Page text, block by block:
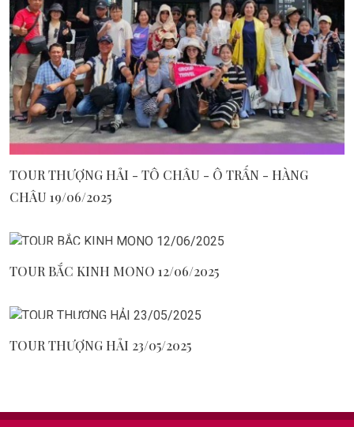
TOUR THƯỢNG HẢI - TÔ CHÂU - Ô TRẤN - HÀNG
CHÂU 19/06/2025
TOUR BẮC KINH MONO 12/06/2025
TOUR THƯỢNG HẢI 23/05/2025